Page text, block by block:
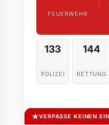
FEUERWEHR
133
POLIZEI
144
RETTUNG
VERPASSE KEINEN